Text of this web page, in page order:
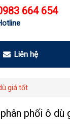
664 654
Liên hệ
giá tốt
phối ô dù